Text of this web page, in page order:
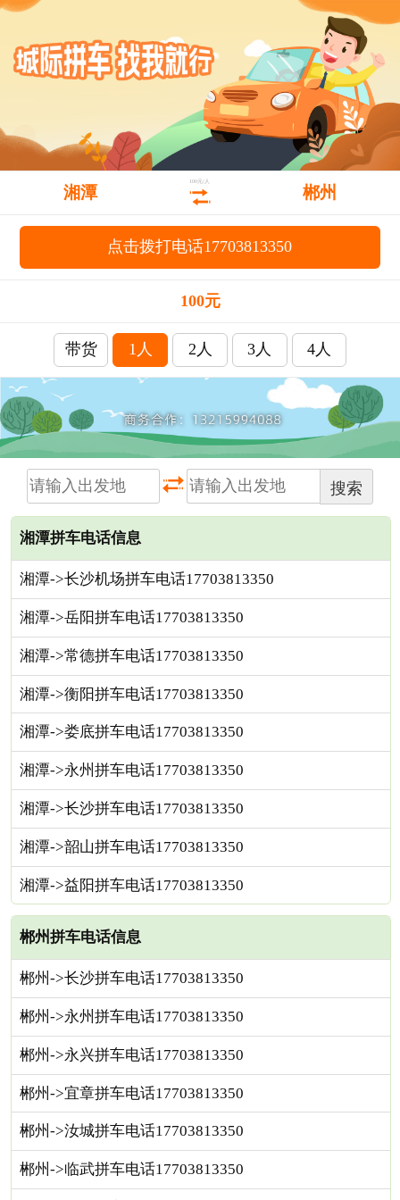
湘潭
100元/人
郴州
点击拨打电话17703813350
100元
带货 1人 2人 3人 4人
搜索
湘潭拼车电话信息
湘潭->长沙机场拼车电话17703813350
湘潭->岳阳拼车电话17703813350
湘潭->常德拼车电话17703813350
湘潭->衡阳拼车电话17703813350
湘潭->娄底拼车电话17703813350
湘潭->永州拼车电话17703813350
湘潭->长沙拼车电话17703813350
湘潭->韶山拼车电话17703813350
湘潭->益阳拼车电话17703813350
郴州拼车电话信息
郴州->长沙拼车电话17703813350
郴州->永州拼车电话17703813350
郴州->永兴拼车电话17703813350
郴州->宜章拼车电话17703813350
郴州->汝城拼车电话17703813350
郴州->临武拼车电话17703813350